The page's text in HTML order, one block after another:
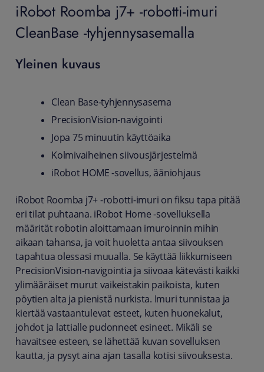
iRobot Roomba j7+ -robotti-imuri
CleanBase -tyhjennysasemalla
Yleinen kuvaus
Clean Base-tyhjennysasema
PrecisionVision-navigointi
Jopa 75 minuutin käyttöaika
Kolmivaiheinen siivousjärjestelmä
iRobot HOME -sovellus, ääniohjaus
iRobot Roomba j7+ -robotti-imuri on fiksu tapa pitää
eri tilat puhtaana. iRobot Home -sovelluksella
määrität robotin aloittamaan imuroinnin mihin
aikaan tahansa, ja voit huoletta antaa siivouksen
tapahtua olessasi muualla. Se käyttää liikkumiseen
PrecisionVision-navigointia ja siivoaa kätevästi kaikki
ylimääräiset murut vaikeistakin paikoista, kuten
pöytien alta ja pienistä nurkista. Imuri tunnistaa ja
kiertää vastaantulevat esteet, kuten huonekalut,
johdot ja lattialle pudonneet esineet. Mikäli se
havaitsee esteen, se lähettää kuvan sovelluksen
kautta, ja pysyt aina ajan tasalla kotisi siivouksesta.